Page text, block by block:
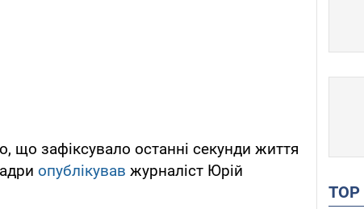
що зафіксувало останні секунди життя
опублікував журналіст Юрій